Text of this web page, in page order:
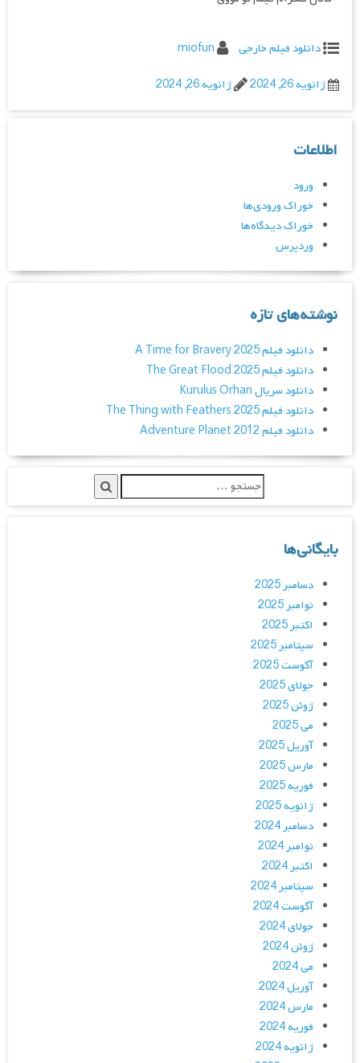
دانلود فیلم خارجی
miofun
ژانویه 26, 2024
ژانویه 26, 2024
اطلاعات
ورود
خوراک ورودی‌ها
خوراک دیدگاه‌ها
وردپرس
نوشته‌های تازه
دانلود فیلم A Time for Bravery 2025
دانلود فیلم The Great Flood 2025
دانلود سریال Kurulus Orhan
دانلود فیلم The Thing with Feathers 2025
دانلود فیلم Adventure Planet 2012
بایگانی‌ها
دسامبر 2025
نوامبر 2025
اکتبر 2025
سپتامبر 2025
آگوست 2025
جولای 2025
ژوئن 2025
می 2025
آوریل 2025
مارس 2025
فوریه 2025
ژانویه 2025
دسامبر 2024
نوامبر 2024
اکتبر 2024
سپتامبر 2024
آگوست 2024
جولای 2024
ژوئن 2024
می 2024
آوریل 2024
مارس 2024
فوریه 2024
ژانویه 2024